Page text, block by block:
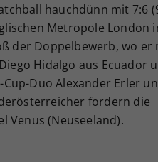
hauchdünn mit 7:6
Metropole London
der Doppelbewerb, wo er
Hidalgo aus Ecuador
Duo Alexander Erler
fordern die
Venus (Neuseeland).